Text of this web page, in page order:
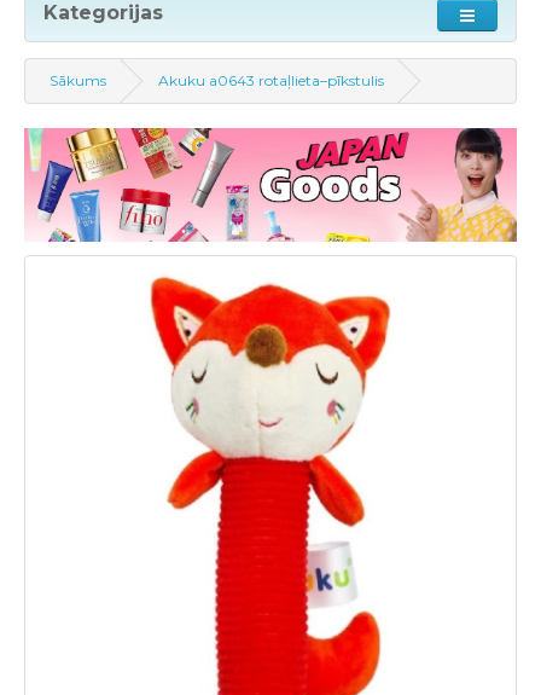
Kategorijas
Sākums Akuku a0643 rotaļlieta–pīkstulis